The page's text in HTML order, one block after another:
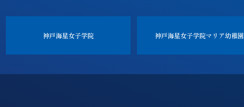
神戸海星女子学院 神戸海星女子学院マリア幼稚園